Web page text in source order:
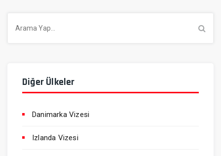
Diğer Ülkeler
Danimarka Vizesi
Izlanda Vizesi